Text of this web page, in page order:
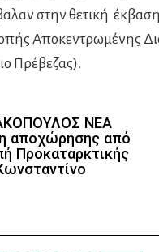
στην θετική
Αποκεντρωμένης
Πρέβεζας).
ΝΕΑ
αποχώρησης από
Προκαταρκτικής